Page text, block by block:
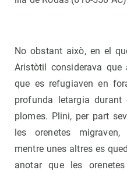
No obstant això, en el
Aristòtil considerava que
que es refugiaven en
profunda letargia
plomes. Plini, per part
les orenetes
mentre unes altres es
anotar que les